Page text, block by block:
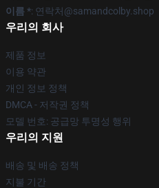
이름 *: 연락처@samandcolby.shop
우리의 회사
제품 정보
이용 약관
개인 정보 정책
DMCA - 저작권 정책
모델 번호: 공급망 투명성 행위
우리의 지원
배송 및 배송 정책
지불 기간